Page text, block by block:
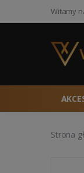
Witamy
Strona